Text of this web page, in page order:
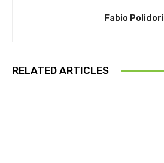
Fabio Polidori
RELATED ARTICLES